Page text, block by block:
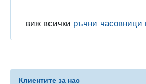
виж всички ръчни часовници
Клиентите за нас